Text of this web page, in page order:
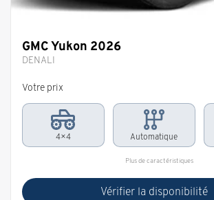
GMC Yukon 2026
DENALI
Votre prix
4×4 Automatique
Plus de caractéristiques
Vérifier la disponibilité